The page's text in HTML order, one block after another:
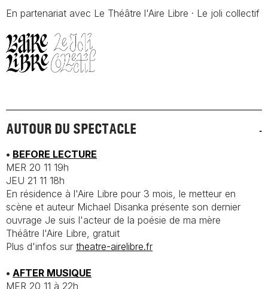
En partenariat avec Le Théâtre l'Aire Libre · Le joli collectif
AUTOUR DU SPECTACLE
• BEFORE LECTURE
MER 20 11 19h
JEU 21 11 18h
En résidence à l'Aire Libre pour 3 mois, le metteur en
scène et auteur Michael Disanka présente son dernier
ouvrage Je suis l'acteur de la poésie de ma mère
Théâtre l'Aire Libre, gratuit
Plus d'infos sur theatre-airelibre.fr
• AFTER MUSIQUE
MER 20 11 à 22h